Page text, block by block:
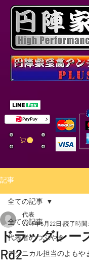
記事
全ての記事
代表者のつぶやき
テクニカル担当のよもや
全ての記事
ドラッグレ
Rd2
代表
2019年6月22日 読了時間